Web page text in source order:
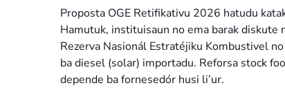
Proposta OGE Retifikativu 2026 hatudu
Hamutuk, instituisaun no ema barak
Rezerva Nasionál Estratéjiku Kombustivel
ba diesel (solar) importadu. Reforsa stock
depende ba fornesedór husi li’ur.